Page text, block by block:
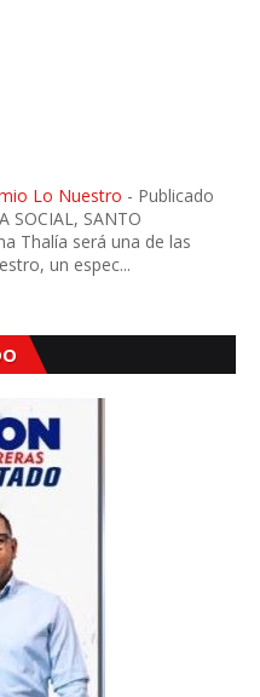
Lo Nuestro - Publicado
SOCIAL, SANTO
Thalía será una de las
un espec...